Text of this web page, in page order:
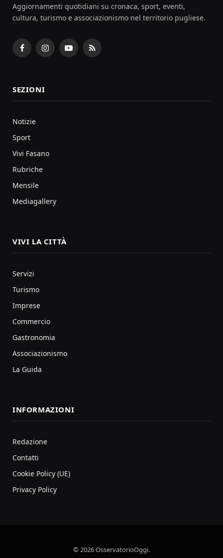
Aggiornamenti quotidiani su cronaca, sport, eventi,
cultura, turismo e associazionismo nel territorio pugliese.
FacebookInstagramYouTubeRSS
SEZIONI
Notizie
Sport
Vivi Fasano
Rubriche
Mensile
Mediagallery
VIVI LA CITTÀ
Servizi
Turismo
Imprese
Commercio
Gastronomia
Associazionismo
La Guida
INFORMAZIONI
Redazione
Contatti
Cookie Policy (UE)
Privacy Policy
© 2026 OsservatorioOggi.